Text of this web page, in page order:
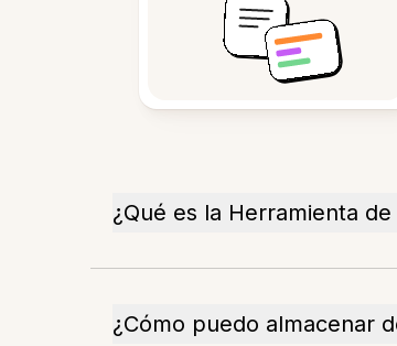
¿Qué es la Herramienta
¿Cómo puedo almacenar